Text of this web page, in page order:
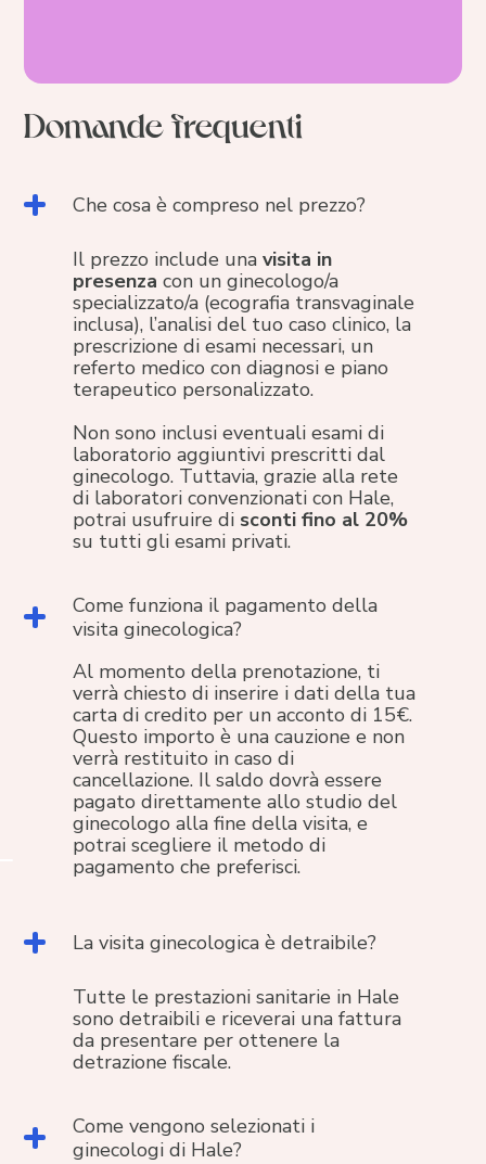
Domande frequenti
Che cosa è compreso nel prezzo?
Il prezzo include unavisita in
presenza con un ginecologo/a
specializzato/a (ecografia transvaginale
inclusa), l’analisi del tuo caso clinico, la
prescrizione di esami necessari, un
referto medico con diagnosi e piano
terapeutico personalizzato.
Non sono inclusi eventuali esami di
laboratorio aggiuntivi prescritti dal
ginecologo. Tuttavia, grazie alla rete
di laboratori convenzionati con Hale,
potrai usufruire di sconti fino al 20%
su tutti gli esami privati.
Come funziona il pagamento della
visita ginecologica?
Al momento della prenotazione, ti
verrà chiesto di inserire i dati della tua
carta di credito per un acconto di 15€.
Questo importo è una cauzione e non
verrà restituito in caso di
cancellazione. Il saldo dovrà essere
pagato direttamente allo studio del
ginecologo alla fine della visita, e
potrai scegliere il metodo di
pagamento che preferisci.
La visita ginecologica è detraibile?
Tutte le prestazioni sanitarie in Hale
sono detraibili e riceverai una fattura
da presentare per ottenere la
detrazione fiscale.
Come vengono selezionati i
ginecologi di Hale?